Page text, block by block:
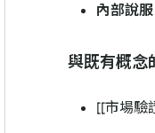
內部說服
與既有概念
[[市場驗